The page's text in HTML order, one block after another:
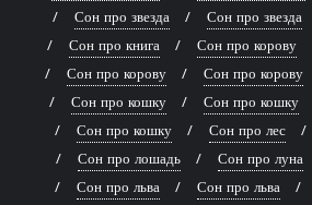
Сон про звезда
Сон про звезда
Сон про книга
Сон про корову
Сон про корову
Сон про корову
Сон про кошку
Сон про кошку
Сон про кошку
Сон про лес
Сон про лошадь
Сон про луна
Сон про льва
Сон про льва